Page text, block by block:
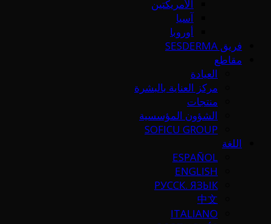
الأمريكتين
آسيا
أوروبا
فريق SESDERMA
مقاطع
العيادة
مركز العناية بالبشرة
منتجات
الشؤون المؤسسية
SOFICU GROUP
اللغة
ESPAÑOL
ENGLISH
РУССК. ЯЗЫК
中文
ITALIANO